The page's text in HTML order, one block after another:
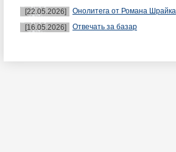
[22.05.2026]
Онолитега от Романа Шрайка
[16.05.2026]
Отвечать за базар